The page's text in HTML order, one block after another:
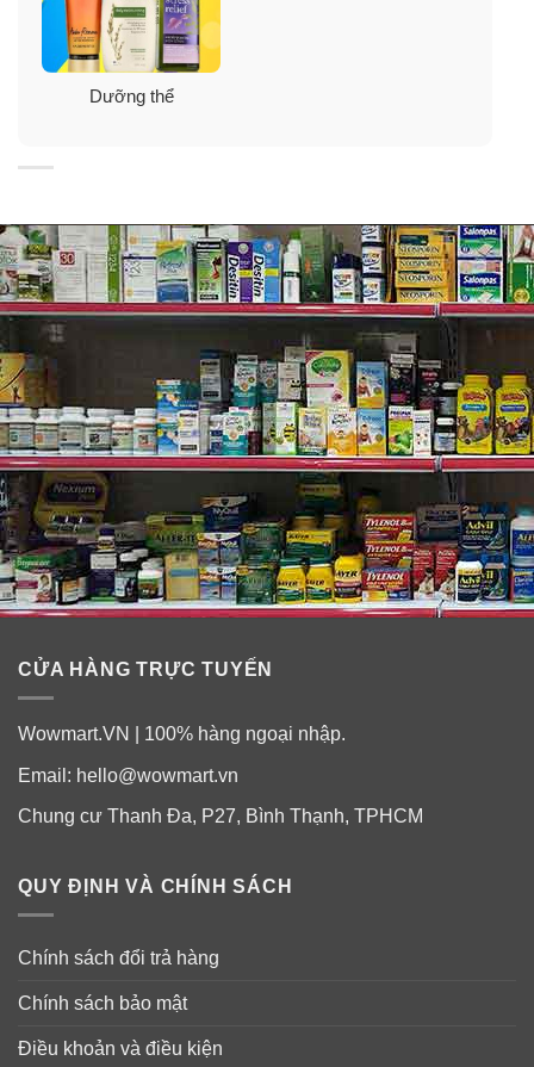
làn da hoàn hảo, bạn nên dùng kèm với các sản phẩm
cùng dòng như tẩy tế bào chết toàn thân, sữa tắm, xịt
thơm toàn thân.
Dưỡng thể
CỬA HÀNG TRỰC TUYẾN
Wowmart.VN | 100% hàng ngoại nhập.
Email: hello@wowmart.vn
Chung cư Thanh Đa, P27, Bình Thạnh, TPHCM
QUY ĐỊNH VÀ CHÍNH SÁCH
Chính sách đổi trả hàng
Chính sách bảo mật
Điều khoản và điều kiện